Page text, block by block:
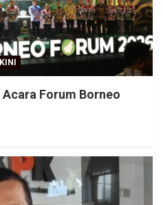
Forum Borneo